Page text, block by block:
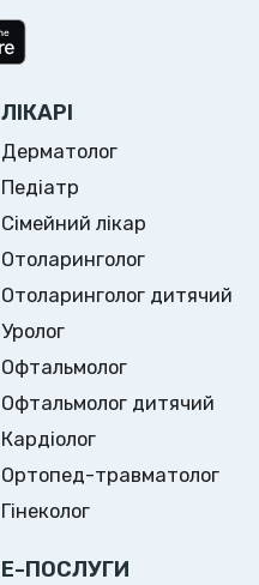
ЛІКАРІ
Дерматолог
Педіатр
Сімейний лікар
Отоларинголог
Отоларинголог дитячий
Уролог
Офтальмолог
Офтальмолог дитячий
Кардіолог
Ортопед-травматолог
Гінеколог
Е-ПОСЛУГИ